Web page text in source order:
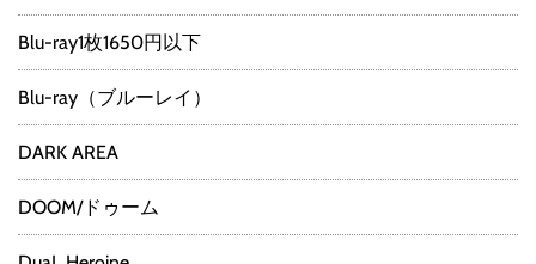
Blu-ray1枚1650円以下
Blu-ray（ブルーレイ）
DARK AREA
DOOM/ドゥーム